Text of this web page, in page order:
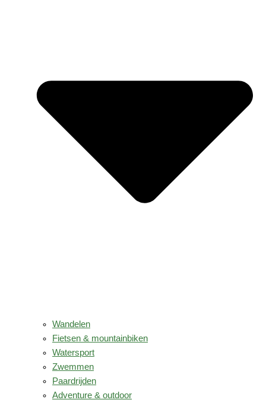
Wandelen
Fietsen & mountainbiken
Watersport
Zwemmen
Paardrijden
Adventure & outdoor